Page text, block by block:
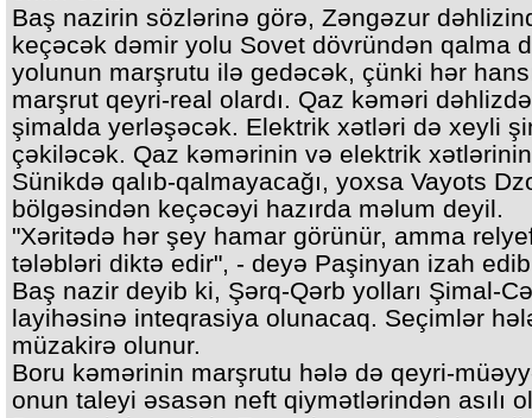
Baş nazirin sözlərinə görə, Zəngəzur
keçəcək dəmir yolu Sovet dövründən qalma
yolunun marşrutu ilə gedəcək, çünki hər
marşrut qeyri-real olardı. Qaz kəməri
şimalda yerləşəcək. Elektrik xətləri də xeyli
çəkiləcək. Qaz kəmərinin və elektrik xətlərinin
Sünikdə qalıb-qalmayacağı, yoxsa Vayots
bölgəsindən keçəcəyi hazırda məlum deyil.
"Xəritədə hər şey hamar görünür, amma
tələbləri diktə edir", - deyə Paşinyan izah
Baş nazir deyib ki, Şərq-Qərb yolları Şimal-
layihəsinə inteqrasiya olunacaq. Seçimlər
müzakirə olunur.
Boru kəmərinin marşrutu hələ də qeyri-
onun taleyi əsasən neft qiymətlərindən asılı